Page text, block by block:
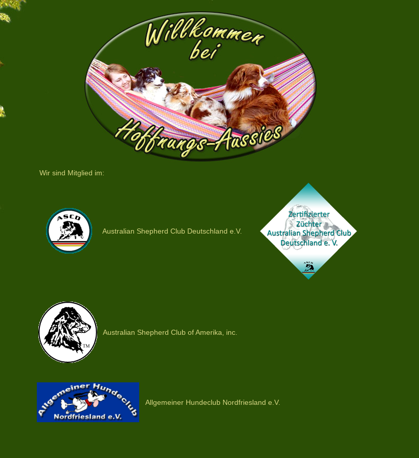
Wir sind Mitglied im:
Australian Shepherd Club Deutschland e.V.
Australian Shepherd Club of Amerika, inc.
Allgemeiner Hundeclub Nordfriesland e.V.